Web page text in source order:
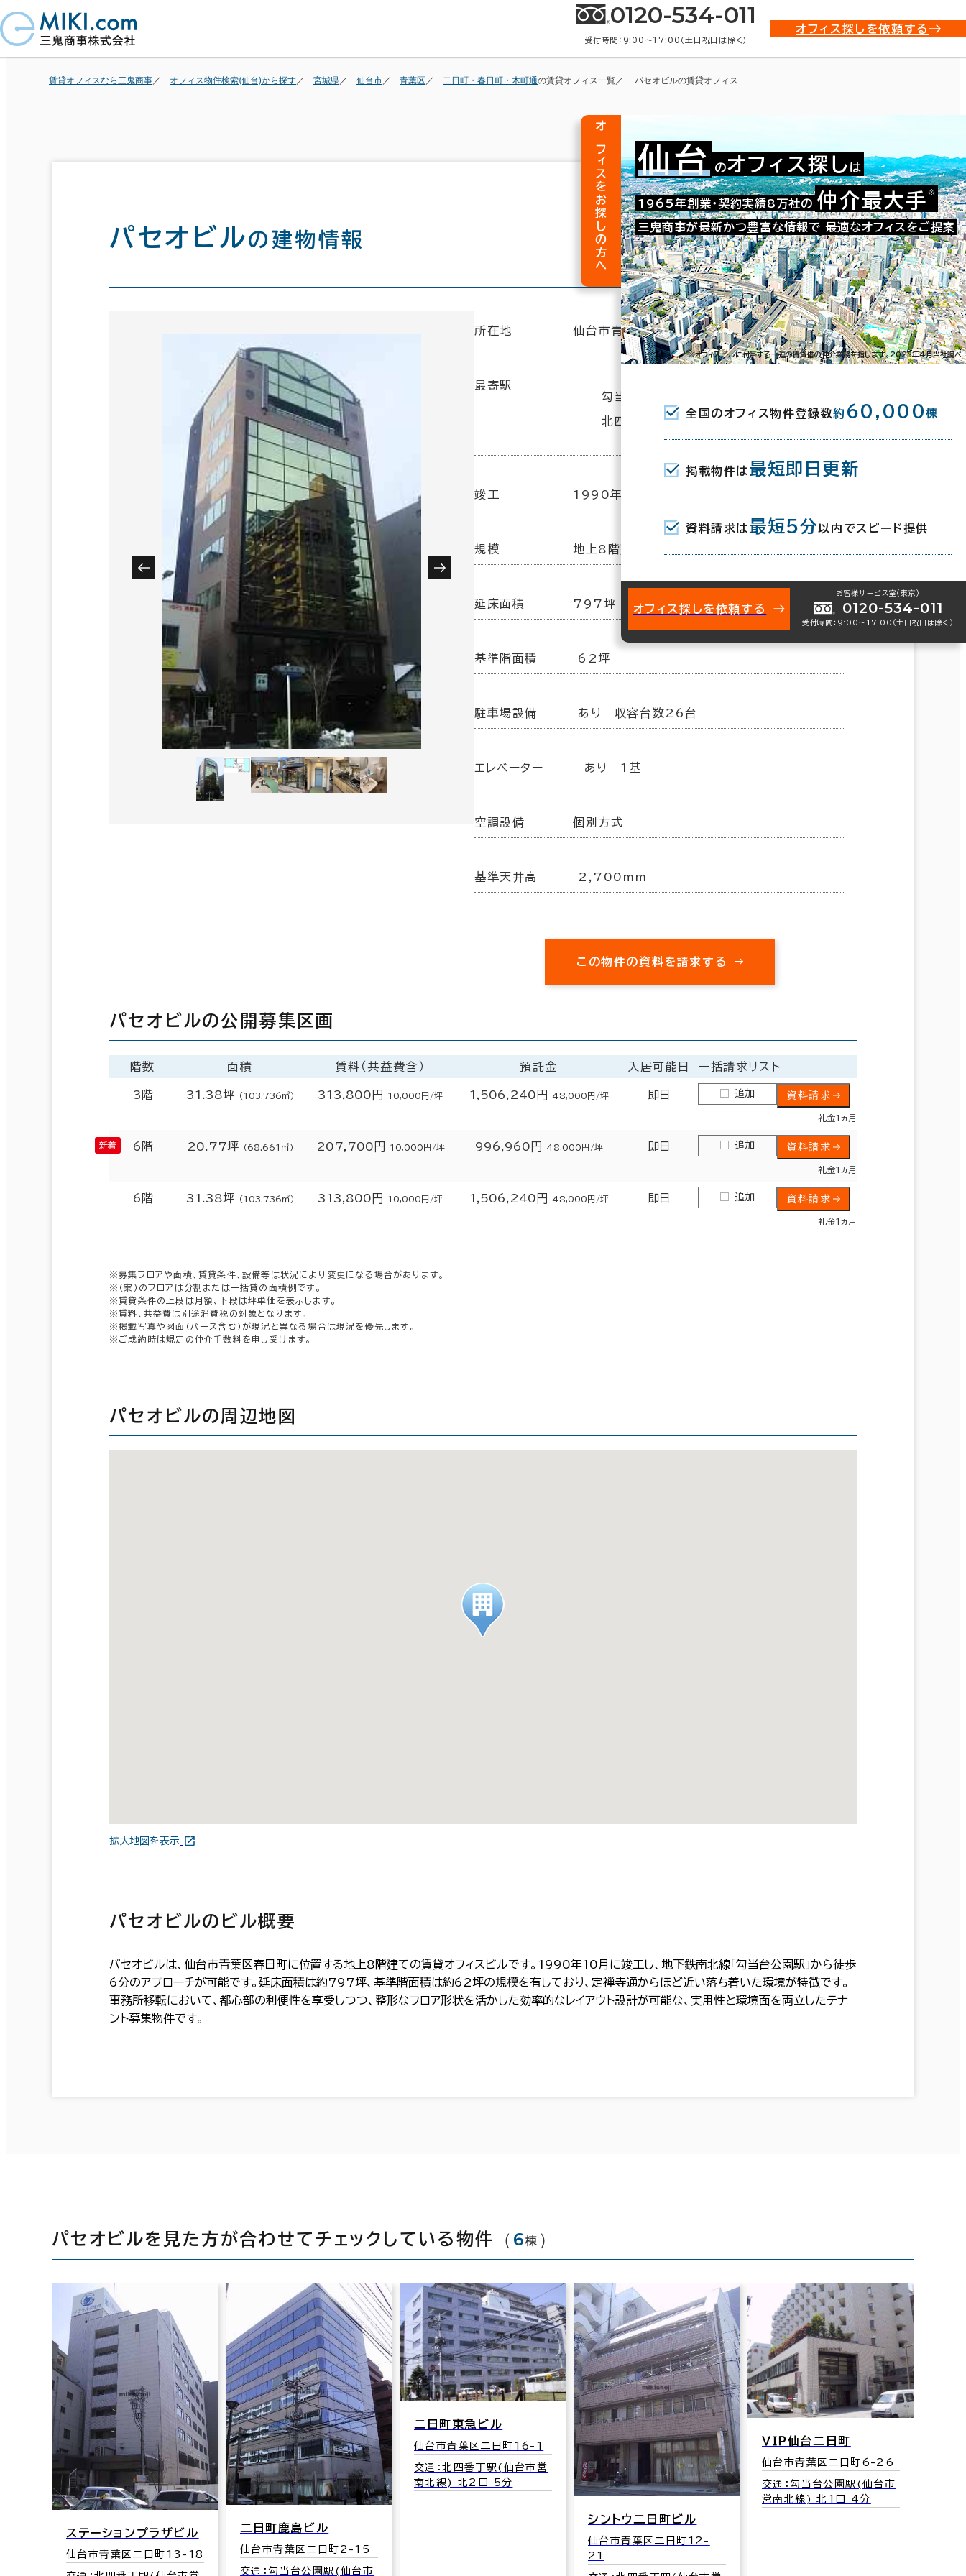
0120-534-011
受付時間：9:00〜17:00（土日祝日は除く）
オフィス探しを依頼する
賃貸オフィスなら三鬼商事 オフィス物件検索(仙台)から探す 宮城県 仙台市 青葉区 二日町・春日町・木町通の賃貸オフィス一覧 パセオビルの賃貸オフィス
パセオビルの建物情報
お問い合わせ番号：002-10627
所在地 仙台市青葉区春日町7-32
最寄駅
勾当台公園駅(仙台市営南北線) 北1口 6分
北四番丁駅(仙台市営南北線) 北2口 11分
竣工 1990年10月
規模 地上8階建
延床面積 797坪
基準階面積 62坪
駐車場設備 あり 収容台数26台
エレベーター あり 1基
空調設備 個別方式
基準天井高 2,700mm
この物件の資料を請求する
パセオビルの公開募集区画
階数 面積 賃料（共益費含） 預託金 入居可能日 一括請求リスト
3階 31.38坪 （103.736㎡） 313,800円 10,000円/坪 1,506,240円 48,000円/坪 即日 追加 資料請求
礼金1ヵ月
6階 20.77坪 （68.661㎡） 207,700円 10,000円/坪 996,960円 48,000円/坪 即日 追加 資料請求
礼金1ヵ月
6階 31.38坪 （103.736㎡） 313,800円 10,000円/坪 1,506,240円 48,000円/坪 即日 追加 資料請求
礼金1ヵ月
※募集フロアや面積、賃貸条件、設備等は状況により変更になる場合があります。
※（案）のフロアは分割または一括貸の面積例です。
※賃貸条件の上段は月額、下段は坪単価を表示します。
※賃料、共益費は別途消費税の対象となります。
※掲載写真や図面（パース含む）が現況と異なる場合は現況を優先します。
※ご成約時は規定の仲介手数料を申し受けます。
パセオビルの周辺地図
拡大地図を表示
パセオビルのビル概要
パセオビルは、仙台市青葉区春日町に位置する地上8階建ての賃貸オフィスビルです。1990年10月に竣工し、地下鉄南北線「勾当台公園駅」から徒歩
6分のアプローチが可能です。延床面積は約797坪、基準階面積は約62坪の規模を有しており、定禅寺通からほど近い落ち着いた環境が特徴です。
事務所移転において、都心部の利便性を享受しつつ、整形なフロア形状を活かした効率的なレイアウト設計が可能な、実用性と環境面を両立したテナ
ント募集物件です。
パセオビルを見た方が合わせてチェックしている物件 （ 6棟 ）
ステーションプラザビル
仙台市青葉区二日町13-18
二日町鹿島ビル
仙台市青葉区二日町2-15
交通：勾当台公園駅(仙台市
二日町東急ビル
仙台市青葉区二日町16-1
交通：北四番丁駅(仙台市営
南北線) 北2口 5分
シントウ二日町ビル
仙台市青葉区二日町12-
21
ＶＩＰ仙台二日町
仙台市青葉区二日町6-26
交通：勾当台公園駅(仙台市
営南北線) 北1口 4分
オフィスをお探しの方へ 仙台 のオフィス探し は
1965年創業・契約実績8万社の 仲介最大手 ※
三鬼商事が最新かつ豊富な情報で 最適なオフィスをご提案
※オフィスビルに付帯する一連の賃貸借の仲介業務を指します。2023年4月当社調べ
全国のオフィス物件登録数約 60,000棟
掲載物件は 最短即日更新
資料請求は 最短5分 以内でスピード提供
オフィス探しを依頼する
お客様サービス室（東京）
0120-534-011
受付時間：9:00〜17:00（土日祝日は除く）